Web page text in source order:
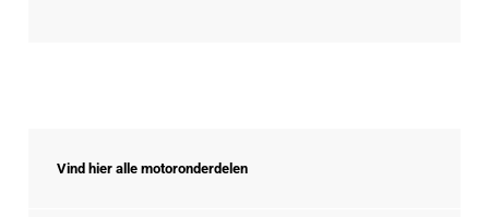
Vind hier alle motoronderdelen